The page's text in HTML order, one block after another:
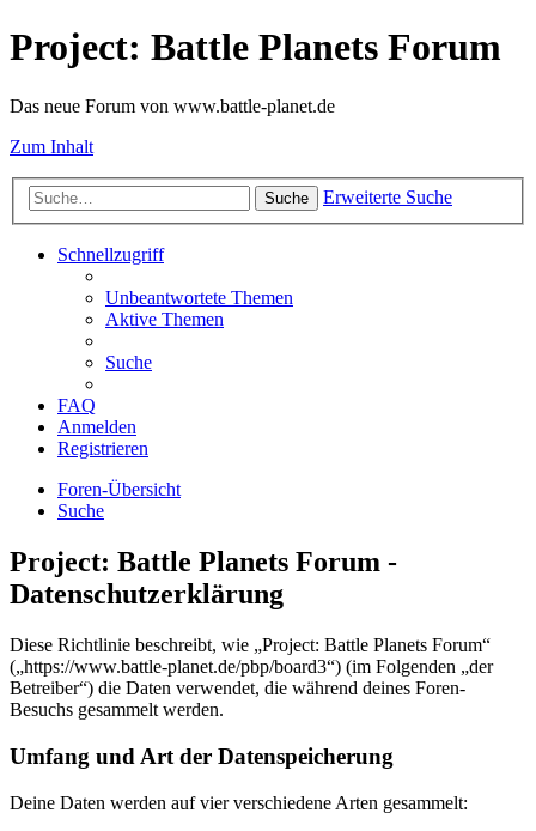
Project: Battle Planets Forum
Das neue Forum von www.battle-planet.de
Zum Inhalt
Suche Erweiterte Suche
Schnellzugriff
Unbeantwortete Themen
Aktive Themen
Suche
FAQ
Anmelden
Registrieren
Foren-Übersicht
Suche
Project: Battle Planets Forum -
Datenschutzerklärung
Diese Richtlinie beschreibt, wie „Project: Battle Planets Forum“
(„https://www.battle-planet.de/pbp/board3“) (im Folgenden „der
Betreiber“) die Daten verwendet, die während deines Foren-
Besuchs gesammelt werden.
Umfang und Art der Datenspeicherung
Deine Daten werden auf vier verschiedene Arten gesammelt: